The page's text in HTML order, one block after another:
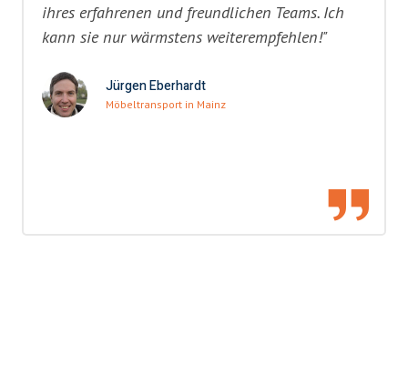
ihres erfahrenen und freundlichen Teams. Ich
kann sie nur wärmstens weiterempfehlen!"
Jürgen Eberhardt
Möbeltransport in Mainz